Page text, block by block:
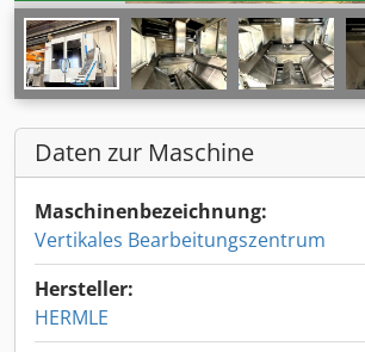
Daten zur Maschine
Maschinenbezeichnung:
Vertikales Bearbeitungszentrum
Hersteller:
HERMLE